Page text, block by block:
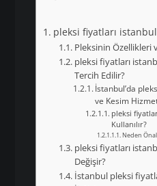
pleksi fiyatları istanbul
Pleksinin Özellikleri
pleksi fiyatları
Tercih Edilir?
İstanbul’da
ve Kesim
pleksi
Kullanılır?
Neden Önal
pleksi fiyatları
Değişir?
İstanbul pleksi